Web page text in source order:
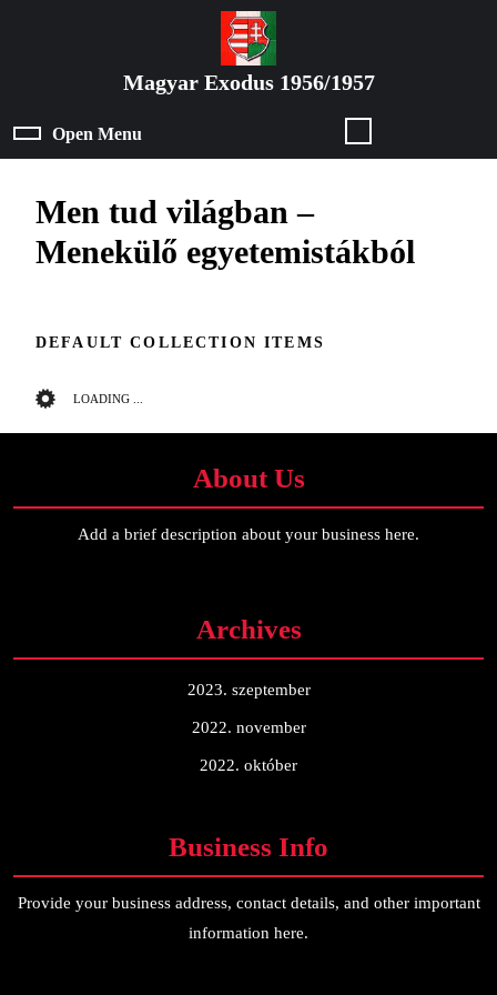
Magyar Exodus 1956/1957
Open MenuOpen
Menu
Men tud világban –
Menekülő egyetemistákból
DEFAULT COLLECTION ITEMS
LOADING ...
About Us
Add a brief description about your business here.
Archives
2023. szeptember
2022. november
2022. október
Business Info
Provide your business address, contact details, and other important
information here.